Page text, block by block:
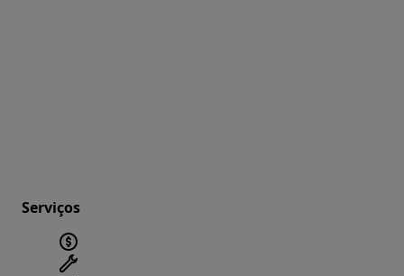
Serviços